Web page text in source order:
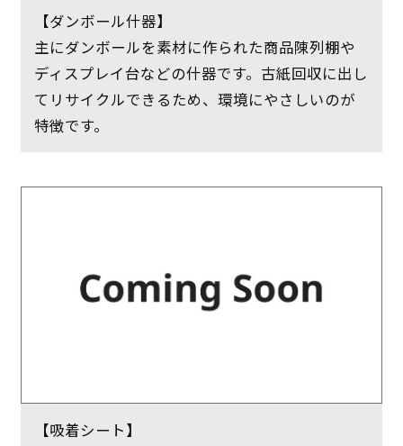
【ダンボール什器】
主にダンボールを素材に作られた商品陳列棚や
ディスプレイ台などの什器です。古紙回収に出し
てリサイクルできるため、環境にやさしいのが
特徴です。
【吸着シート】